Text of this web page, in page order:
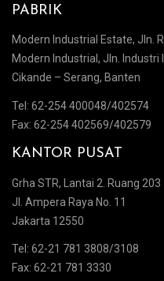
PABRIK
Modern Industrial Estate, Jln.
Modern Industrial, Jln. Industri
Cikande – Serang, Banten
Tel: 62-254 400048/402574
Fax: 62-254 402569/402579
KANTOR PUSAT
Grha STR, Lantai 2. Ruang 203
Jl. Ampera Raya No. 11
Jakarta 12550
Tel: 62-21 781 3808/3108
Fax: 62-21 781 3330